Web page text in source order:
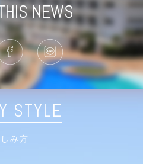
NEWS
STYLE
み方